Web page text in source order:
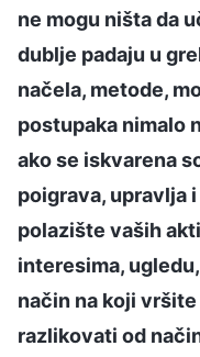
ne mogu ništa da
dublje padaju u
načela, metode,
postupaka nimalo
ako se iskvarena
poigrava, upravlja
polazište vaših
interesima,
način na koji
razlikovati od